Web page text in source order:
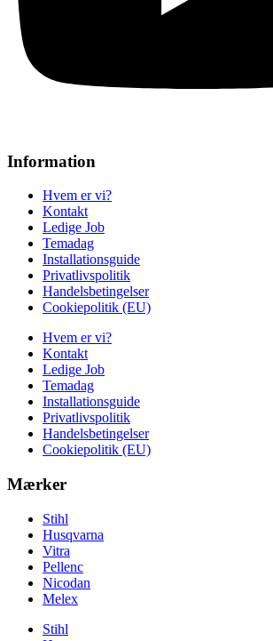
Information
Hvem er vi?
Kontakt
Ledige Job
Temadag
Installationsguide
Privatlivspolitik
Handelsbetingelser
Cookiepolitik (EU)
Hvem er vi?
Kontakt
Ledige Job
Temadag
Installationsguide
Privatlivspolitik
Handelsbetingelser
Cookiepolitik (EU)
Mærker
Stihl
Husqvarna
Vitra
Pellenc
Nicodan
Melex
Stihl